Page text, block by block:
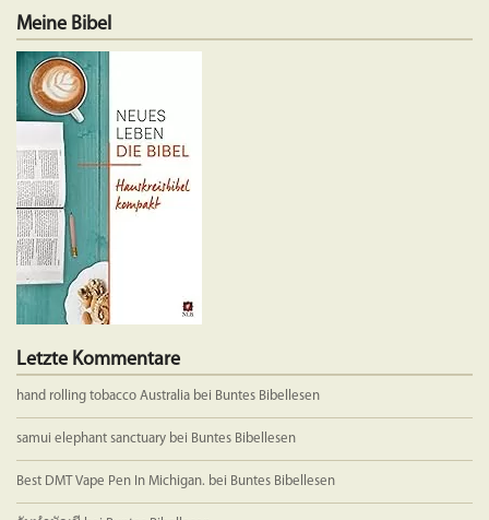
Varianten
können
auf
Meine Bibel
Letzte Kommentare
hand rolling tobacco Australia bei Buntes Bibellesen
samui elephant sanctuary bei Buntes Bibellesen
Best DMT Vape Pen In Michigan. bei Buntes Bibellesen